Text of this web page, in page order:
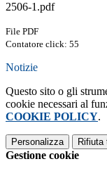
2506-1.pdf
File PDF
Contatore click: 55
Notizie
Questo sito o gli
cookie necessari al
COOKIE POLICY.
Personalizza Rifiuta
Gestione cookie